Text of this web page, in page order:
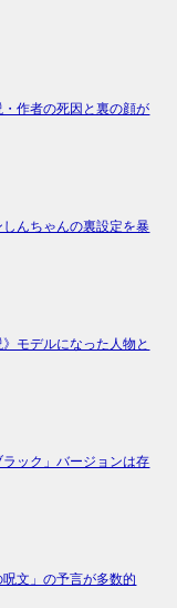
作者の死因と裏の顔が
んちゃんの裏設定を暴
》モデルになった人物と
ック」バージョンは存
文」の予言が多数的